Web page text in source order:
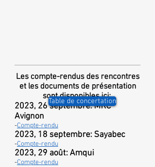
Les compte-rendus des rencontres
et les documents de présentation
sont disponibles ici:
2023, 26 septembre: MRC
Avignon
-Compte-rendu
2023, 18 septembre: Sayabec
-Compte-rendu
2023, 29 août: Amqui
-Compte-rendu
Table de concertation